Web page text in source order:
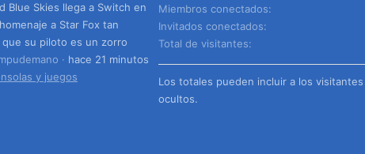
Blue Skies llega a Switch en
a Star Fox tan
que su piloto es un zorro
hace 21 minutos
y juegos
Miembros conectados
Invitados conectados
Total de visitantes
Los totales pueden incluir a los visitantes
ocultos.